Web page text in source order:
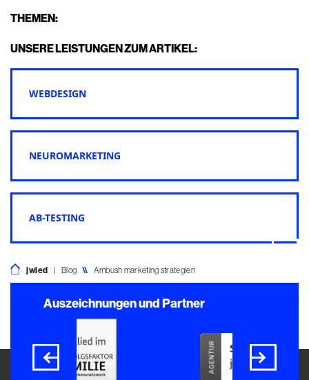
THEMEN:
UNSERE LEISTUNGEN ZUM ARTIKEL:
WEBDESIGN
NEUROMARKETING
AB-TESTING
jwied Blog \\ Ambush marketing strategien
Auszeichnungen und Partner